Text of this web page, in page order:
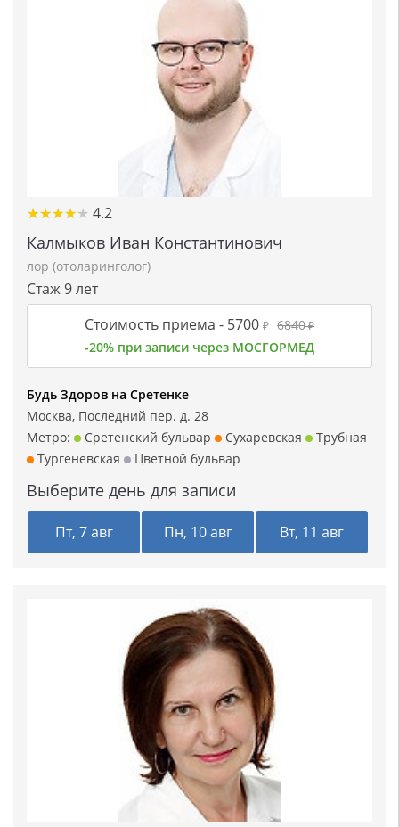
★★★★★
★★★★★ 4.2
Калмыков Иван Константинович
лор (отоларинголог)
Стаж 9 лет
Стоимость приема - 5700 ₽ 6840₽
-20% при записи через МОСГОРМЕД
Будь Здоров на Сретенке
Москва, Последний пер. д. 28
Метро:
Сретенский бульвар Сухаревская
Трубная
Тургеневская
Цветной бульвар
Выберите день для записи
Пт, 7 авг Пн, 10 авг Вт, 11 авг